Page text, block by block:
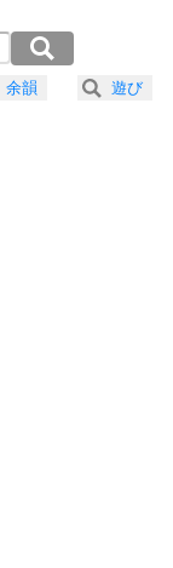
さで表現する。
余韻 遊び